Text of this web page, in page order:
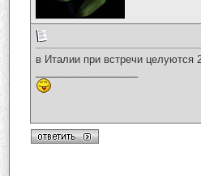
в Италии при встречи целуются